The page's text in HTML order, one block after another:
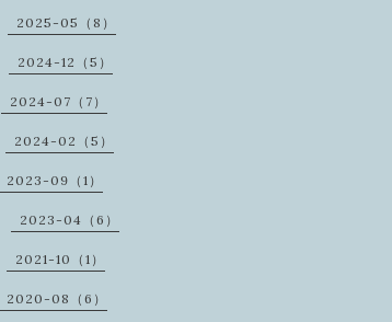
2025-05（8）
2024-12（5）
2024-07（7）
2024-02（5）
2023-09（1）
2023-04（6）
2021-10（1）
2020-08（6）